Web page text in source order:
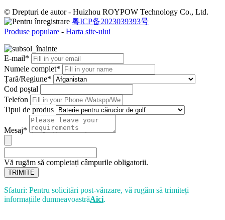
© Drepturi de autor - Huizhou ROYPOW Technology Co., Ltd.
粤ICP备2023039393号
Produse populare - Harta site-ului
E-mail*
Numele complet*
Țară/Regiune*
Cod poștal
Telefon
Tipul de produs
Mesaj*
Vă rugăm să completați câmpurile obligatorii.
TRIMITE
Sfaturi: Pentru solicitări post-vânzare, vă rugăm să trimiteți
informațiile dumneavoastrăAici.